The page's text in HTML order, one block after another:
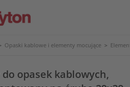
Opaski kablowe i elementy mocujące >
opasek kablowych,